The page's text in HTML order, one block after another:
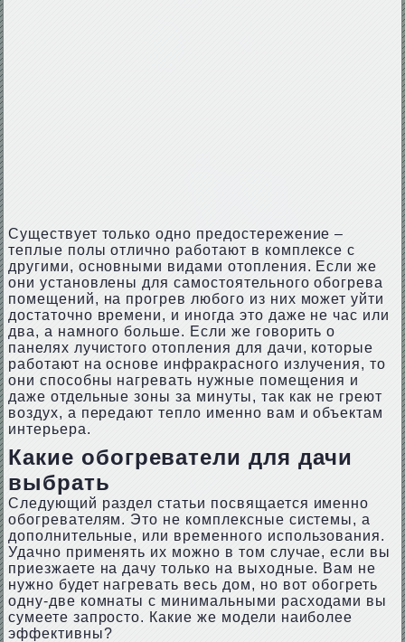
Существует только одно предостережение –
теплые полы отлично работают в комплексе с
другими, основными видами отопления. Если же
они установлены для самостоятельного обогрева
помещений, на прогрев любого из них может уйти
достаточно времени, и иногда это даже не час или
два, а намного больше. Если же говорить о
панелях лучистого отопления для дачи, которые
работают на основе инфракрасного излучения, то
они способны нагревать нужные помещения и
даже отдельные зоны за минуты, так как не греют
воздух, а передают тепло именно вам и объектам
интерьера.
Какие обогреватели для дачи
выбрать
Следующий раздел статьи посвящается именно
обогревателям. Это не комплексные системы, а
дополнительные, или временного использования.
Удачно применять их можно в том случае, если вы
приезжаете на дачу только на выходные. Вам не
нужно будет нагревать весь дом, но вот обогреть
одну-две комнаты с минимальными расходами вы
сумеете запросто. Какие же модели наиболее
эффективны?